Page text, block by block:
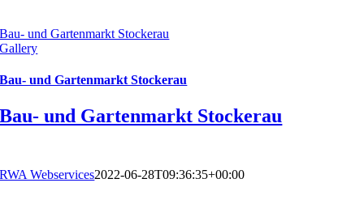
Bau- und Gartenmarkt Stockerau
Gallery
Bau- und Gartenmarkt Stockerau
Bau- und Gartenmarkt Stockerau
RWA Webservices2022-06-28T09:36:35+00:00